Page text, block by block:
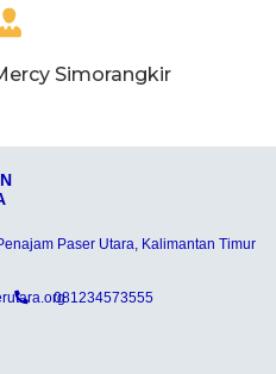
Simorangkir
Paser Utara, Kalimantan Timur
081234573555